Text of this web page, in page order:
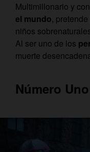
Multimillonario y
el mundo,
niños
Al ser uno de los
muerte
Número